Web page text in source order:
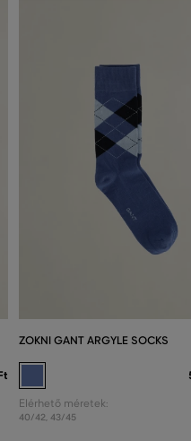
ZOKNI GANT ARGYLE SOCKS
Elérhető méretek:
40/42, 43/45